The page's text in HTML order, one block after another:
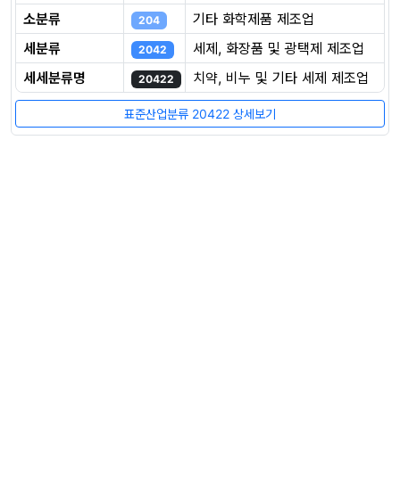
소분류
204
기타 화학제품 제조업
세분류
2042
세제, 화장품 및 광택제 제조업
세세분류명
20422 치약, 비누 및 기타 세제 제조업
표준산업분류 20422 상세보기